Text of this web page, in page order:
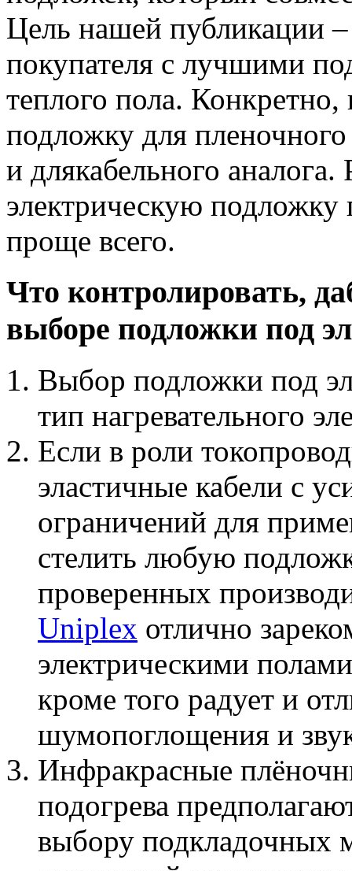
Цель нашей публикации
покупателя с лучшими
теплого пола.
подложку для
и длякабельного
электрическую
проще всего.
Что контролировать,
выборе подложки под
Выбор подложки под
тип нагревательного
Если в роли
эластичные кабели с
ограничений для
стелить любую
проверенных
Uniplex отлично
электрическими
кроме того радует и
шумопоглощения и
Инфракрасные
подогрева
выбору подкладочных